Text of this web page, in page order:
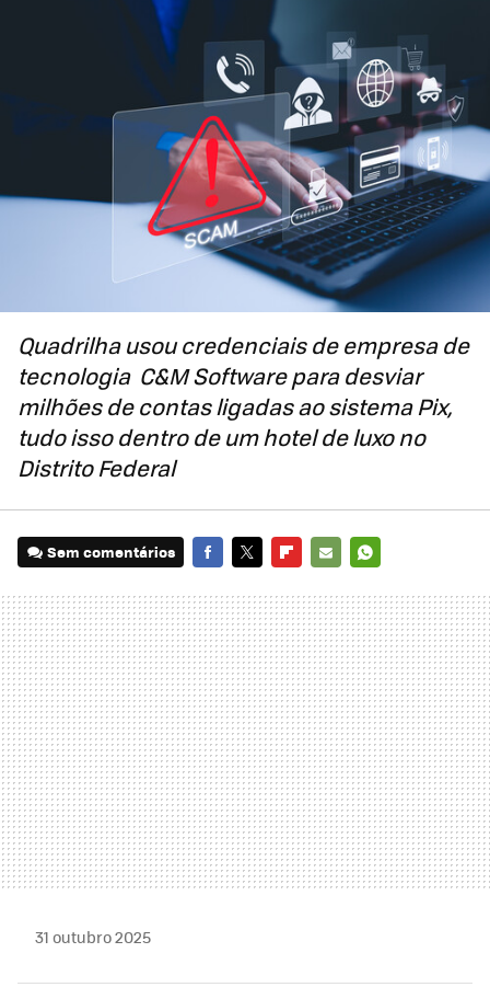
Quadrilha usou credenciais de empresa de
tecnologia C&M Software para desviar
milhões de contas ligadas ao sistema Pix,
tudo isso dentro de um hotel de luxo no
Distrito Federal
Sem comentários
MAIL
31 outubro 2025